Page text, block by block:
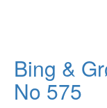
Bing &
No 575